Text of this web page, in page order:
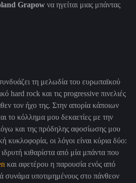
Grapow να ηγείται μιας μπάντας
τη μελωδία του ευρωπαϊκού
hard rock και τις progressive πινελιές
τον ήχο της. Στην απορία κάποιων
το κόλλημα μου δεκαετίες με την
και της πρόδηλης αφοσίωσης μου
κυκλοφορία, οι λόγοι είναι κύρια δύο:
κιθαρίστα από μία μπάντα που
και αφετέρου η παρουσία ενός από
συνάμα υποτιμημένους στο πάνθεον